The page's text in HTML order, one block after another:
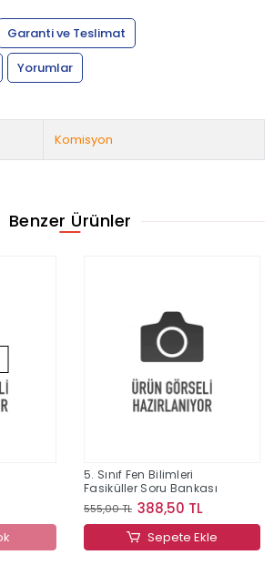
Garanti ve Teslimat
Yorumlar
Komisyon
Benzer Ürünler
5. Sınıf Fen Bilimleri
Fasiküller Soru Bankası
555,00 TL 388,50 TL
Sepete Ekle